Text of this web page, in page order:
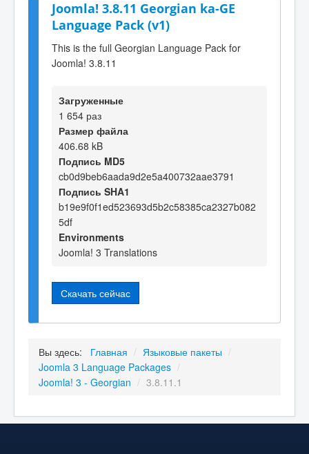
Joomla! 3.8.11 Georgian ka-GE
Language Pack (v1)
This is the full Georgian Language Pack for
Joomla! 3.8.11
Загруженные
1 654 раз
Размер файла
406.68 kB
Подпись MD5
cb0d9beb6aada9d2e5a400732aae3791
Подпись SHA1
b19e9f0f1ed523693d5b2c58385ca2327b082
5df
Environments
Joomla! 3 Translations
Скачать сейчас
Вы здесь: Главная / Языковые пакеты /
Joomla 3 Language Packages /
Joomla! 3 - Georgian / 3.8.11.1